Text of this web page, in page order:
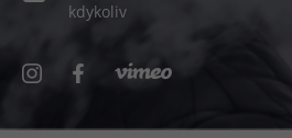
kdykoliv